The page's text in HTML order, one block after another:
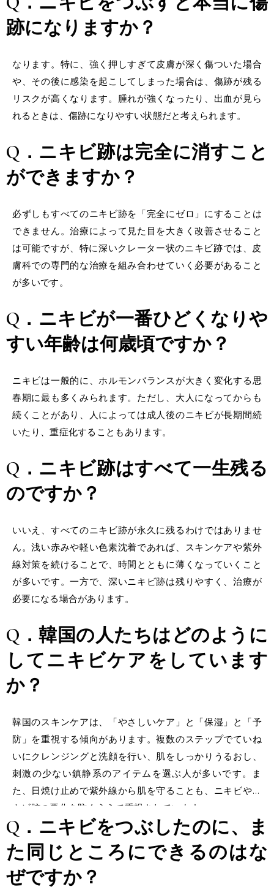
跡になりますか？
なります。特に、強く押しすぎて皮膚が深く傷ついた場合
や、その後に感染を起こしてしまった場合は、傷跡が残る
リスクが高くなります。腫れが強くなったり、出血が見ら
れるときは、傷跡になりやすい状態だと考えられます。
Q．ニキビ跡は完全に消すこと
ができますか？
必ずしもすべてのニキビ跡を「完全にゼロ」にすることは
できません。治療によって見た目を大きく改善させること
は可能ですが、特に深いクレーター状のニキビ跡では、皮
膚科での専門的な治療を組み合わせていく必要があること
が多いです。
Q．ニキビが一番ひどくなりや
すい年齢は何歳頃ですか？
ニキビは一般的に、ホルモンバランスが大きく変化する思
春期に最も多くみられます。ただし、大人になってからも
続くことがあり、人によっては成人後のニキビが長期間続
いたり、重症化することもあります。
Q．ニキビ跡はすべて一生残る
のですか？
いいえ、すべてのニキビ跡が永久に残るわけではありませ
ん。浅い赤みや軽い色素沈着であれば、スキンケアや紫外
線対策を続けることで、時間とともに薄くなっていくこと
が多いです。一方で、深いニキビ跡は残りやすく、治療が
必要になる場合があります。
Q．韓国の人たちはどのように
してニキビケアをしています
か？
韓国のスキンケアは、「やさしいケア」と「保湿」と「予
防」を重視する傾向があります。複数のステップでていね
いにクレンジングと洗顔を行い、肌をしっかりうるおし、
刺激の少ない鎮静系のアイテムを選ぶ人が多いです。ま
た、日焼け止めで紫外線から肌を守ることも、ニキビやニ
キビ跡の悪化を防ぐうえで重視されています。
Q．ニキビをつぶしたのに、ま
た同じところにできるのはな
ぜですか？